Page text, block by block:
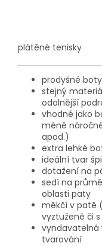
plátěné tenisky
prodyšné
stejný
odolnější
vhodné jako
méně
apod.)
extra lehké
ideální tvar
dotažení na
sedí na
oblasti paty
měkčí v patě
vyztužené či s
vyndavatelná
tvarování